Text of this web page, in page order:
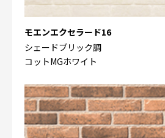
モエンエクセラード16
シェードブリック調
コットMGホワイト